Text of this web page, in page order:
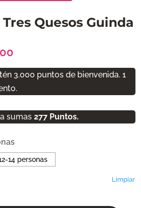
Quesos Guinda
de
precios:
desde
hasta
3.000 puntos de bienvenida. 1
sumas277 Puntos.
14 personas
Limpiar